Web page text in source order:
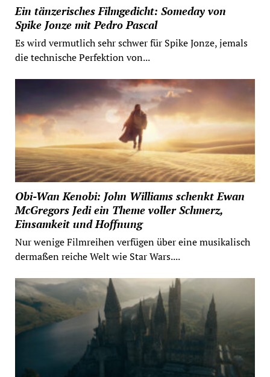
Ein tänzerisches Filmgedicht: Someday von
Spike Jonze mit Pedro Pascal
Es wird vermutlich sehr schwer für Spike Jonze, jemals
die technische Perfektion von...
Obi-Wan Kenobi: John Williams schenkt Ewan
McGregors Jedi ein Theme voller Schmerz,
Einsamkeit und Hoffnung
Nur wenige Filmreihen verfügen über eine musikalisch
dermaßen reiche Welt wie Star Wars....